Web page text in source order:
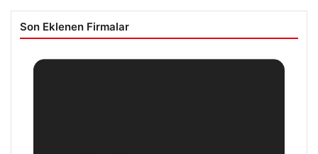
Son Eklenen Firmalar